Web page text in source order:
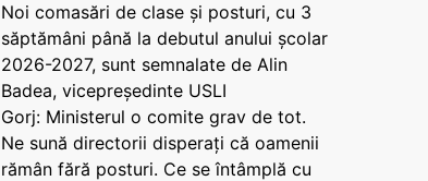
Noi comasări de clase și posturi, cu 3
săptămâni până la debutul anului școlar
2026-2027, sunt semnalate de Alin
Badea, vicepreședinte USLI
Gorj: Ministerul o comite grav de tot.
Ne sună directorii disperați că oamenii
rămân fără posturi. Ce se întâmplă cu